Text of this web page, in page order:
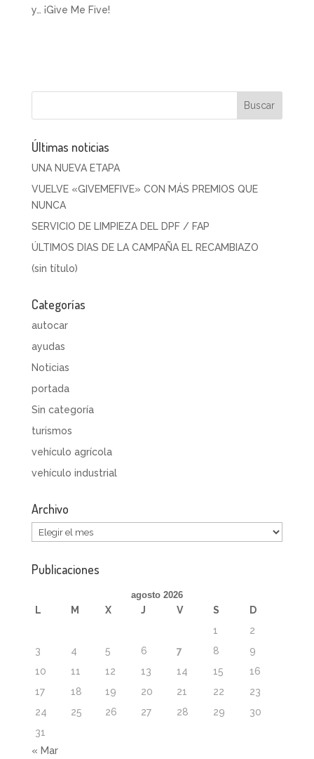
y… ¡Give Me Five!
Últimas noticias
UNA NUEVA ETAPA
VUELVE «GIVEMEFIVE» CON MÁS PREMIOS QUE
NUNCA
SERVICIO DE LIMPIEZA DEL DPF / FAP
ÚLTIMOS DIAS DE LA CAMPAÑA EL RECAMBIAZO
(sin título)
Categorías
autocar
ayudas
Noticias
portada
Sin categoría
turismos
vehículo agrícola
vehículo industrial
Archivo
Archivo
Publicaciones
agosto 2026
L M X J V S
D
1
2
3
4 5 6 7 8
9
10
11 12 13 14 15
16
17
18 19 20 21 22
23
24
25 26 27 28 29
30
31
« Mar